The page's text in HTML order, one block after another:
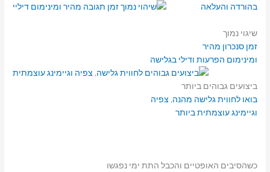
בהורדה והעלאה
שיגוי נמוך
זמן סנכרון מהיר
ומינימום הפרעות ודילי בגלישה
ביצועים גבוהים ביותר
בואו לחווית גלישה מהנה, צפיה
וגיימינג עוצמתית ביותר
כשהסיבים האופטיים והכבל התת ימי נפגשו